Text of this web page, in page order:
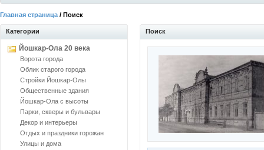
Главная страница / Поиск
Категории
Йошкар-Ола 20 века
Ворота города
Облик старого города
Стройки Йошкар-Олы
Общественные здания
Йошкар-Ола с высоты
Парки, скверы и бульвары
Декор и интерьеры
Отдых и праздники горожан
Улицы и дома
Поиск